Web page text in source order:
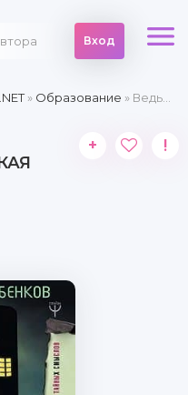
Вход
» Образование » Ведьма. Эзотерическая книга, которая переворачивает представление о женщинах!
+ !